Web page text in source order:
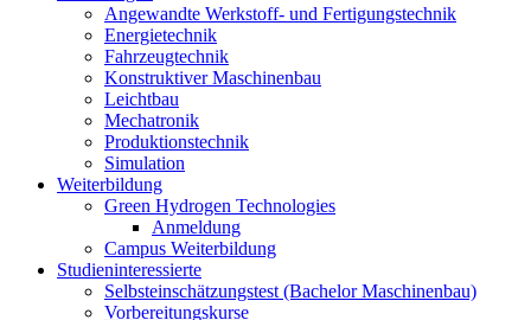
Angewandte Werkstoff- und Fertigungstechnik
Energietechnik
Fahrzeugtechnik
Konstruktiver Maschinenbau
Leichtbau
Mechatronik
Produktionstechnik
Simulation
Weiterbildung
Green Hydrogen Technologies
Anmeldung
Campus Weiterbildung
Studieninteressierte
Selbsteinschätzungstest (Bachelor Maschinenbau)
Vorbereitungskurse